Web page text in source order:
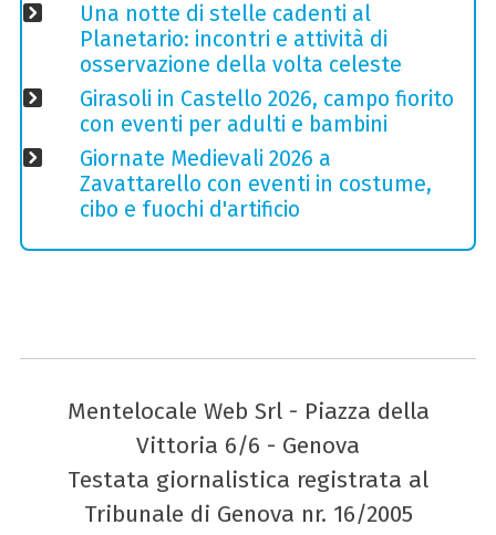
Una notte di stelle cadenti al
Planetario: incontri e attività di
osservazione della volta celeste
Girasoli in Castello 2026, campo fiorito
con eventi per adulti e bambini
Giornate Medievali 2026 a
Zavattarello con eventi in costume,
cibo e fuochi d'artificio
Mentelocale Web Srl - Piazza della
Vittoria 6/6 - Genova
Testata giornalistica registrata al
Tribunale di Genova nr. 16/2005